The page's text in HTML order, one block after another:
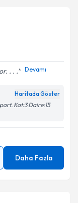
belirtilen
. . . Devamı
Haritada Göster
Kat:3 Daire:15
Daha Fazla